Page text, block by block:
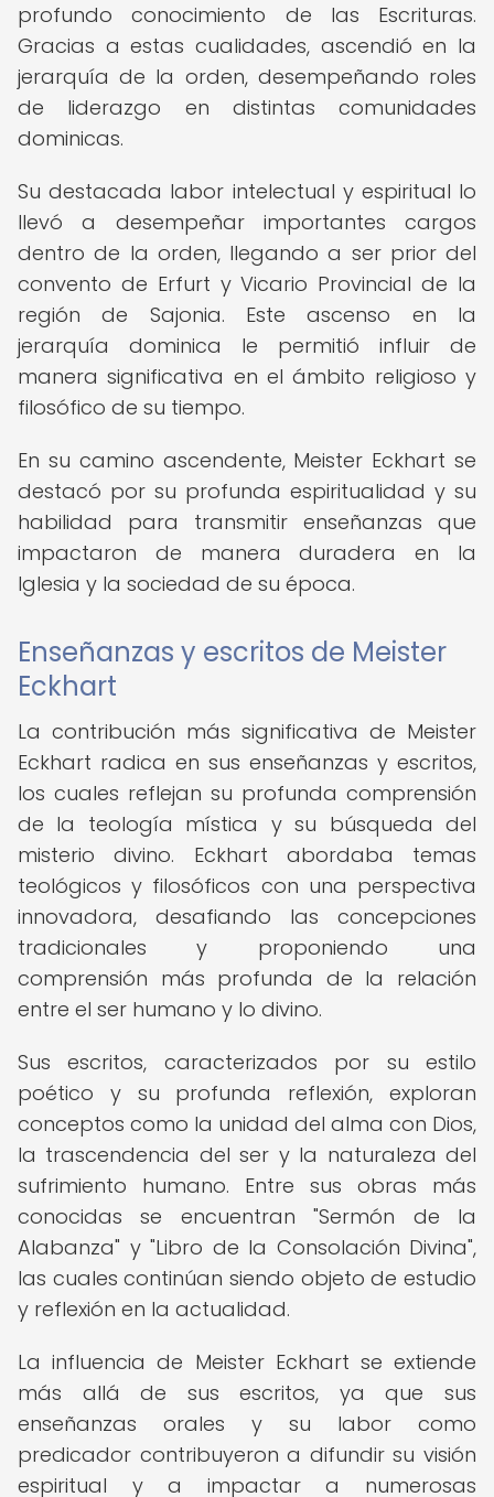
profundo conocimiento de las Escrituras.
Gracias a estas cualidades, ascendió en la
jerarquía de la orden, desempeñando roles
de liderazgo en distintas comunidades
dominicas.
Su destacada labor intelectual y espiritual lo
llevó a desempeñar importantes cargos
dentro de la orden, llegando a ser prior del
convento de Erfurt y Vicario Provincial de la
región de Sajonia. Este ascenso en la
jerarquía dominica le permitió influir de
manera significativa en el ámbito religioso y
filosófico de su tiempo.
En su camino ascendente, Meister Eckhart se
destacó por su profunda espiritualidad y su
habilidad para transmitir enseñanzas que
impactaron de manera duradera en la
Iglesia y la sociedad de su época.
Enseñanzas y escritos de Meister
Eckhart
La contribución más significativa de Meister
Eckhart radica en sus enseñanzas y escritos,
los cuales reflejan su profunda comprensión
de la teología mística y su búsqueda del
misterio divino. Eckhart abordaba temas
teológicos y filosóficos con una perspectiva
innovadora, desafiando las concepciones
tradicionales y proponiendo una
comprensión más profunda de la relación
entre el ser humano y lo divino.
Sus escritos, caracterizados por su estilo
poético y su profunda reflexión, exploran
conceptos como la unidad del alma con Dios,
la trascendencia del ser y la naturaleza del
sufrimiento humano. Entre sus obras más
conocidas se encuentran "Sermón de la
Alabanza" y "Libro de la Consolación Divina",
las cuales continúan siendo objeto de estudio
y reflexión en la actualidad.
La influencia de Meister Eckhart se extiende
más allá de sus escritos, ya que sus
enseñanzas orales y su labor como
predicador contribuyeron a difundir su visión
espiritual y a impactar a numerosas